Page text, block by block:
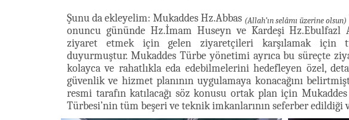
Şunu da ekleyelim: Mukaddes Hz.Abbas (Allah’ın selâmı üzerine olsun)
onuncu gününde Hz.İmam Huseyn ve Kardeşi Hz.Ebulfazl
ziyaret etmek için gelen ziyaretçileri karşılamak için
duyurmuştur. Mukaddes Türbe yönetimi ayrıca bu süreçte
kolayca ve rahatlıkla eda edebilmelerini hedefleyen özel,
güvenlik ve hizmet planının uygulamaya konacağını
resmi tarafın katılacağı söz konusu ortak plan için
Türbesi’nin tüm beşeri ve teknik imkanlarının seferber edildiği